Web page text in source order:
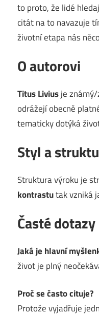
to proto, že lidé
citát na to navazuje
životní etapa nás
O autorovi
Titus Liviusje
odrážejí obecně
tematicky dotýká
Styl a
Struktura výroku je
kontrastutak vzniká
Časté dotazy
Jaká je hlavní
život je plný
Proč se často cituje?
Protože vyjadřuje